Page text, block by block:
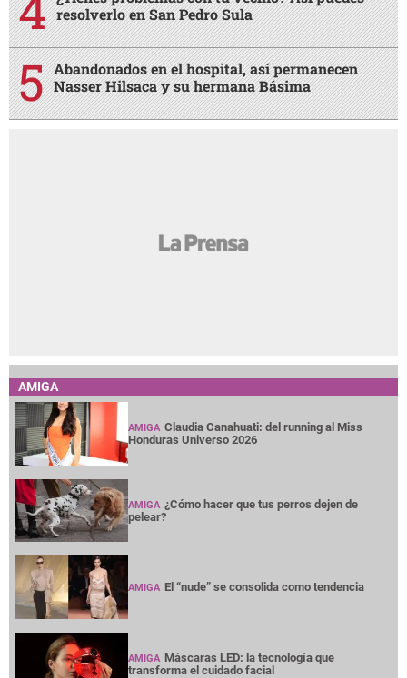
resolverlo en San Pedro Sula
Abandonados en el hospital, así permanecen
Nasser Hilsaca y su hermana Básima
AMIGA
AMIGA Claudia Canahuati: del running al Miss
Honduras Universo 2026
AMIGA ¿Cómo hacer que tus perros dejen de
pelear?
AMIGA El “nude” se consolida como tendencia
AMIGA Máscaras LED: la tecnología que
transforma el cuidado facial